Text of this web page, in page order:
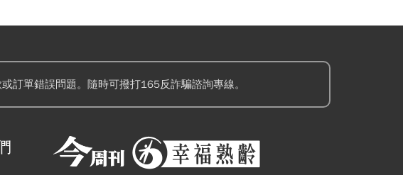
訂單錯誤問題。隨時可撥打165反詐騙諮詢專線。